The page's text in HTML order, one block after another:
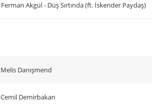
Ferman Akgül - Düş Sırtında (ft. İskender Paydaş)
Melis Danışmend
Cemil Demirbakan